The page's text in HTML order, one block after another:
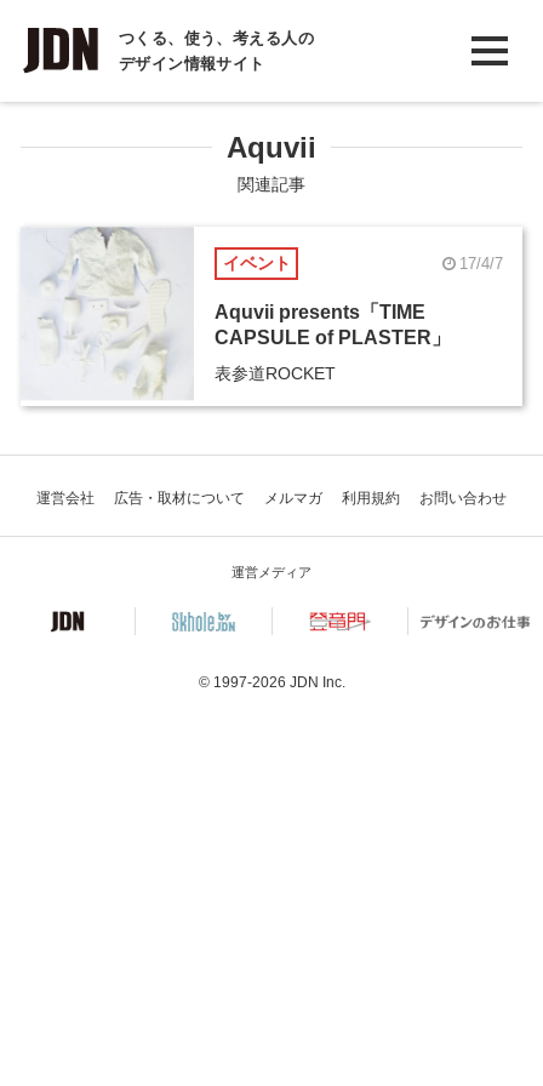
つくる、使う、考える人の
デザイン情報サイト
INTERVIEW
インタビュー
COLUMN
コラム
Aquvii
関連記事
イベント 17/4/7
Aquvii presents「TIME
CAPSULE of PLASTER」
表参道ROCKET
運営会社 広告・取材について メルマガ 利用規約 お問い合わせ
運営メディア
© 1997-2026 JDN Inc.